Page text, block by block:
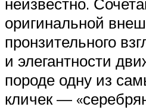
оригинальной
пронзительного
и элегантности
породе одну из
кличек —